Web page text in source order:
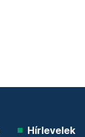
Hírlevelek